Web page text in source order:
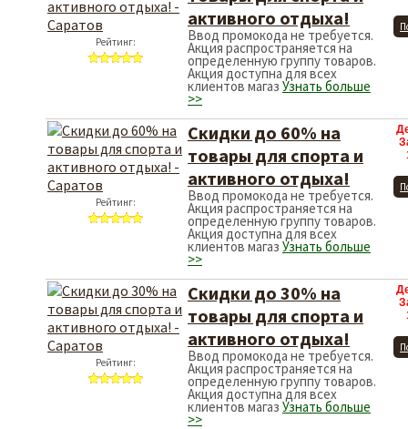
Рейтинг:
активного отдыха!
Ввод промокода не требуется.
Акция распространяется на
определенную группу товаров.
Акция доступна для всех
клиентов магаз Узнать больше
>>
Рейтинг:
Скидки до 60% на
товары для спорта и
активного отдыха!
Ввод промокода не требуется.
Акция распространяется на
определенную группу товаров.
Акция доступна для всех
клиентов магаз Узнать больше
>>
Рейтинг:
Скидки до 30% на
товары для спорта и
активного отдыха!
Ввод промокода не требуется.
Акция распространяется на
определенную группу товаров.
Акция доступна для всех
клиентов магаз Узнать больше
>>